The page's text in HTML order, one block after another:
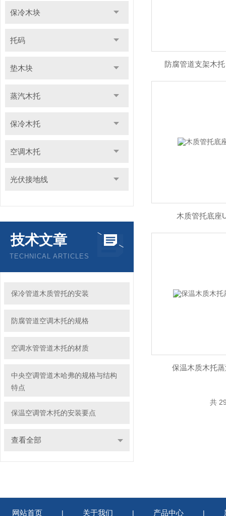
保冷木块
托码
垫木块
蒸汽木托
保冷木托
空调木托
光伏接地线
技术文章
TECHNICAL ARTICLES
保冷管道木质管托的安装
防腐管道空调木托的规格
空调水管管道木托的材质
中央空调管道木哈弗的规格与结构
特点
保温空调管木托的安装要点
查看全部
防腐管道支架木
木质管托底座
保温木质木托
共
网站首页 | 关于我们 | 产品中心 |